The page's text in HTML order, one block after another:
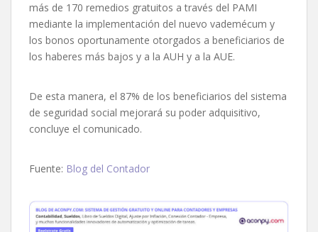
más de 170 remedios gratuitos a través del PAMI
mediante la implementación del nuevo vademécum y
los bonos oportunamente otorgados a beneficiarios de
los haberes más bajos y a la AUH y a la AUE.
De esta manera, el 87% de los beneficiarios del sistema
de seguridad social mejorará su poder adquisitivo,
concluye el comunicado.
Fuente: Blog del Contador